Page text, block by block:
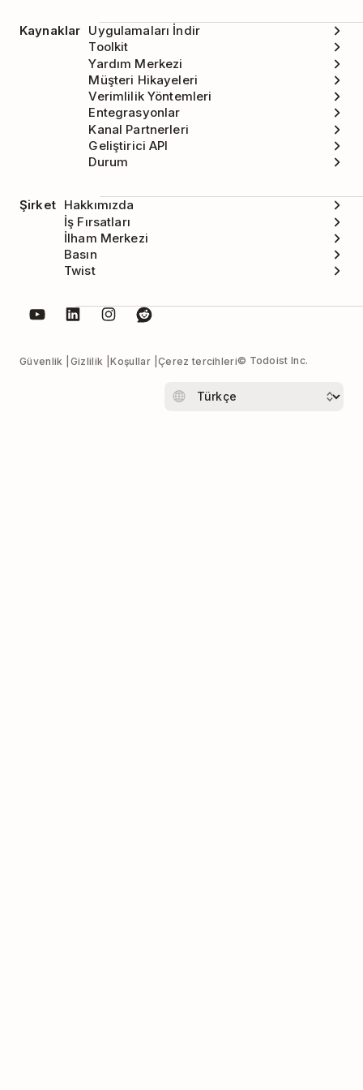
Kaynaklar Uygulamaları İndir
Toolkit
Yardım Merkezi
Müşteri Hikayeleri
Verimlilik Yöntemleri
Entegrasyonlar
Kanal Partnerleri
Geliştirici API
Durum
Şirket Hakkımızda
İş Fırsatları
İlham Merkezi
Basın
Twist
Güvenlik Gizlilik Koşullar Çerez tercihleri© Todoist Inc.